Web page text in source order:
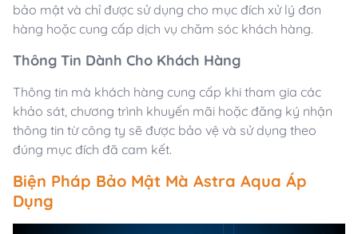
bảo mật và chỉ được sử dụng cho mục đích xử lý đơn
hàng hoặc cung cấp dịch vụ chăm sóc khách hàng.
Thông Tin Dành Cho Khách Hàng
Thông tin mà khách hàng cung cấp khi tham gia các
khảo sát, chương trình khuyến mãi hoặc đăng ký nhận
thông tin từ công ty sẽ được bảo vệ và sử dụng theo
đúng mục đích đã cam kết.
Biện Pháp Bảo Mật Mà Astra Aqua Áp
Dụng